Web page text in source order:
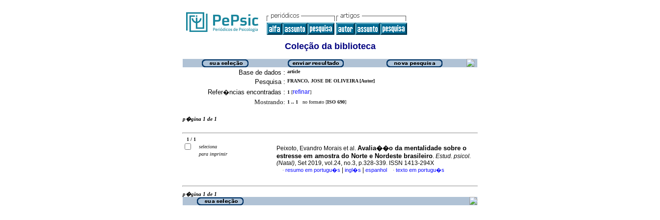
Coleção da biblioteca
Base de dados : article
Pesquisa : FRANCO, JOSE DE OLIVEIRA [Autor]
Refer�ncias encontradas : 1 [refinar]
Mostrando: 1 .. 1 no formato [ISO 690]
p�gina 1 de 1
1 / 1
seleciona
para imprimir
Peixoto, Evandro Morais et al. Avalia��o da mentalidade sobre o
estresse em amostra do Norte e Nordeste brasileiro. Estud. psicol.
(Natal), Set 2019, vol.24, no.3, p.328-339. ISSN 1413-294X
· resumo em portugu�s ingl�s espanhol · texto em portugu�s
p�gina 1 de 1